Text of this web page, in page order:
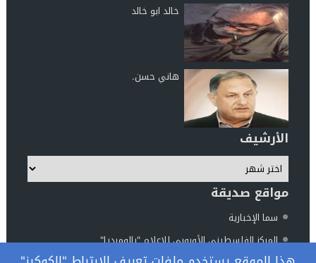
خالد ابو خالد
هاني حسن.
الأرشيف
مواقع صديقة
سما الإخبارية
المركز الفلسطيني الأوروبي للإعلام "بالوميديا"